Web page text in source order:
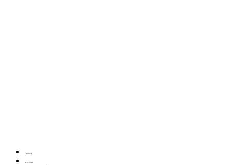
Главная
Магазин